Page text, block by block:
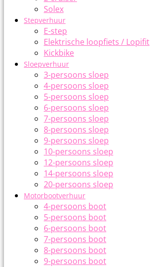
Solex
Stepverhuur
E-step
Elektrische loopfiets / Lopifit
Kickbike
Sloepverhuur
3-persoons sloep
4-persoons sloep
5-persoons sloep
6-persoons sloep
7-persoons sloep
8-persoons sloep
9-persoons sloep
10-persoons sloep
12-persoons sloep
14-persoons sloep
20-persoons sloep
Motorbootverhuur
4-persoons boot
5-persoons boot
6-persoons boot
7-persoons boot
8-persoons boot
9-persoons boot